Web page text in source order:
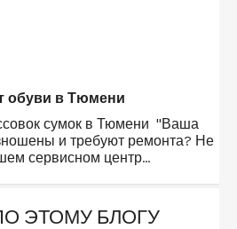
обуви в Тюмени
сумок в Тюмени "Ваша
и требуют ремонта? Не
сервисном центр...
ЭТОМУ БЛОГУ